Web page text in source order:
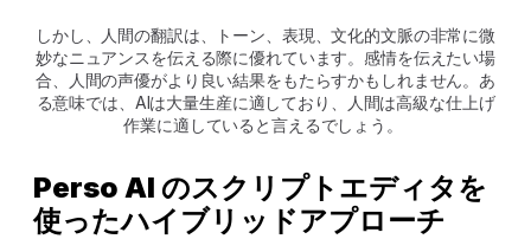
しかし、人間の翻訳は、トーン、表現、文化的文脈の非常に微
妙なニュアンスを伝える際に優れています。感情を伝えたい場
合、人間の声優がより良い結果をもたらすかもしれません。あ
る意味では、AIは大量生産に適しており、人間は高級な仕上げ
作業に適していると言えるでしょう。
Perso AI のスクリプトエディタを
使ったハイブリッドアプローチ